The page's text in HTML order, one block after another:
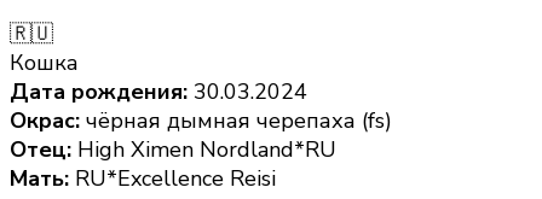
🇷🇺
Кошка
Дата рождения: 30.03.2024
Окрас: чёрная дымная черепаха (fs)
Отец: High Ximen Nordland*RU
Мать: RU*Excellence Reisi